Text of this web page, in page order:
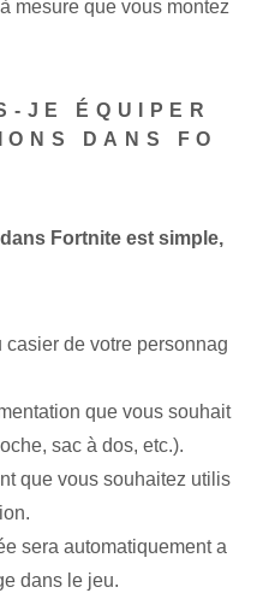
mesure que vous montez
JE ÉQUIPER
DANS FO
Fortnite est simple,
de votre personnag
que vous souhait
sac à dos, etc.).
que vous souhaitez utilis
sera automatiquement a
dans le jeu.